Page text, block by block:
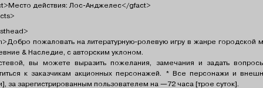
действия: Лос-Анджелес</gfact>
пожаловать на литературную-ролевую игру в жанре
& Наследие, с авторским уклоном.
вы можете выразить пожелания, замечания и задать
к заказчикам акционных персонажей. * Все персонажи и
за зарегистрированным пользователем на —72 часа [трое суток].